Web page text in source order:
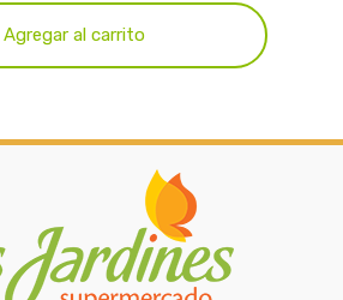
Agregar al carrito